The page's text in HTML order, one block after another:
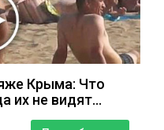
Крыма: Что
их не видят...